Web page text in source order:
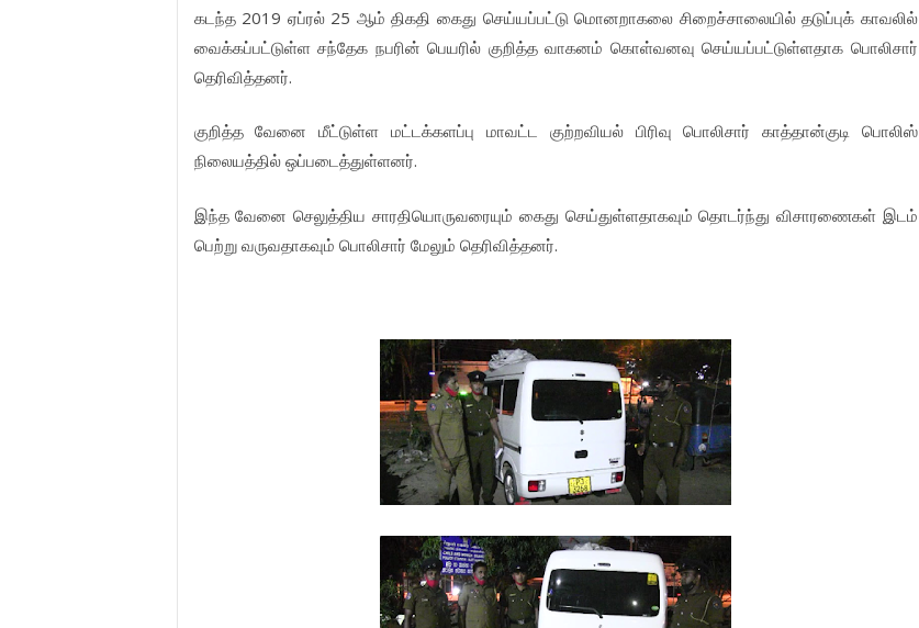
கடந்த 2019 ஏப்ரல் 25 ஆம் திகதி கைது செய்யப்பட்டு மொனறாகலை சிறைச்சாலையில் தடுப்புக் காவலில்
வைக்கப்பட்டுள்ள சந்தேக நபரின் பெயரில் குறித்த வாகனம் கொள்வனவு செய்யப்பட்டுள்ளதாக பொலிசார்
தெரிவித்தனர்.
குறித்த வேனை மீட்டுள்ள மட்டக்களப்பு மாவட்ட குற்றவியல் பிரிவு பொலிசார் காத்தான்குடி பொலிஸ்
நிலையத்தில் ஒப்படைத்துள்ளனர்.
இந்த வேனை செலுத்திய சாரதியொருவரையும் கைது செய்துள்ளதாகவும் தொடர்ந்து விசாரணைகள் இடம்
பெற்று வருவதாகவும் பொலிசார் மேலும் தெரிவித்தனர்.